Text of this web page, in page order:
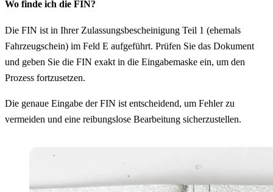
Wo finde ich die FIN?
Die FIN ist in Ihrer Zulassungsbescheinigung Teil 1 (ehemals
Fahrzeugschein) im Feld E aufgeführt. Prüfen Sie das Dokument
und geben Sie die FIN exakt in die Eingabemaske ein, um den
Prozess fortzusetzen.
Die genaue Eingabe der FIN ist entscheidend, um Fehler zu
vermeiden und eine reibungslose Bearbeitung sicherzustellen.